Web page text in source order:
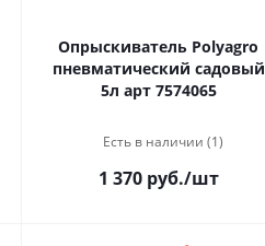
Опрыскиватель Polyagro
пневматический садовый
5л арт 7574065
Есть в наличии (1)
1 370 руб./шт